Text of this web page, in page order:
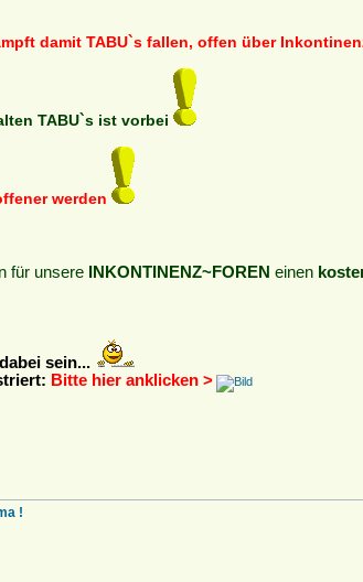
damit TABU`s fallen, offen über
TABU`s ist vorbei
werden
für unsere INKONTINENZ~FOREN einen
sein...
Bitte hier anklicken >
!